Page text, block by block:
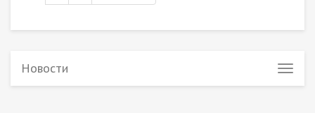
Новости